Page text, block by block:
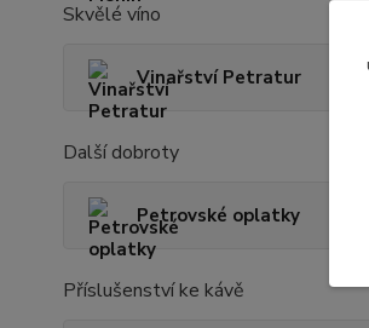
Skvělé víno
Vinařství Petratur
Další dobroty
Petrovské oplatky
Příslušenství ke kávě